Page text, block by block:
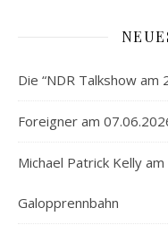
Die “NDR Talkshow am
Foreigner am
Michael Patrick Kelly
Galopprennbahn